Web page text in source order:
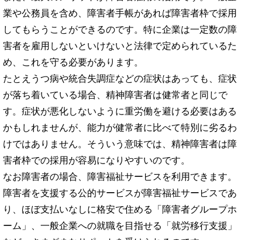
業や公務員を含め、障害者手帳があれば障害者枠で採用
してもらうことができるのです。特に企業は一定数の障
害者を雇用しないといけないと法律で定められているた
め、これを守る必要があります。
たとえうつ病や統合失調症などの症状はあっても、症状
が落ち着いている場合、精神障害者は健常者と同じで
す。症状が悪化しないように重労働を避ける必要はある
かもしれませんが、能力が健常者に比べて特別に劣るわ
けではありません。そういう意味では、精神障害者は障
害者枠での採用が容易になりやすいのです。
なお障害者の場合、障害福祉サービスを利用できます。
障害者を支援する公的サービスが障害福祉サービスであ
り、ほぼ支払いなしに格安で住める「障害者グループホ
ーム」、一般企業への就職を目指せる「就労移行支援」